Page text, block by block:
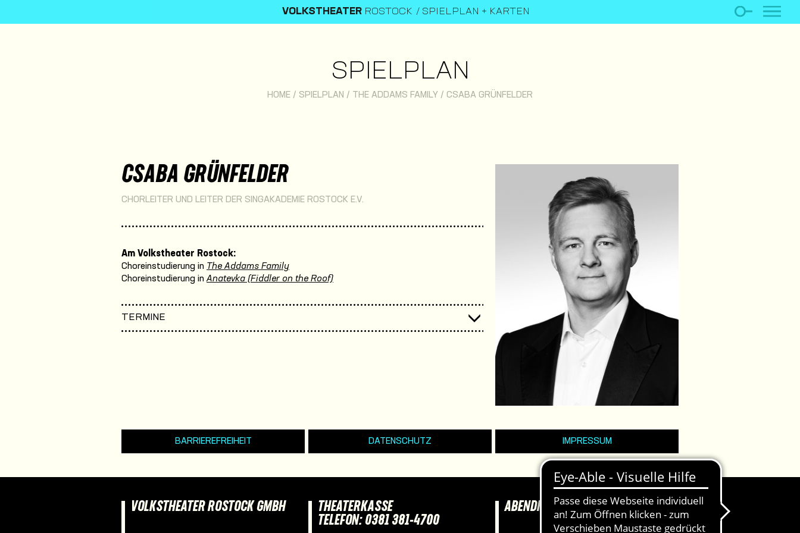
VOLKSTHEATER ROSTOCK SPIELPLAN + KARTEN
SPIELPLAN
HOME / SPIELPLAN / THE ADDAMS FAMILY / CSABA GRÜNFELDER
CSABA GRÜNFELDER
CHORLEITER UND LEITER DER SINGAKADEMIE ROSTOCK E.V.
Am Volkstheater Rostock:
Choreinstudierung in The Addams Family
Choreinstudierung in Anatevka (Fiddler on the Roof)
TERMINE
BARRIEREFREIHEIT DATENSCHUTZ IMPRESSUM
VOLKSTHEATER ROSTOCK GMBH
THEATERKASSE
TELEFON: 0381 381-4700
ABENDKASSEN